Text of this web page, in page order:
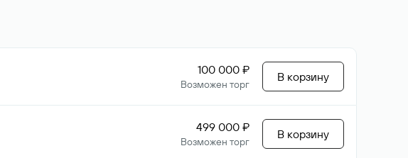
100 000 ₽
Возможен торг
В корзину
499 000 ₽
Возможен торг
В корзину